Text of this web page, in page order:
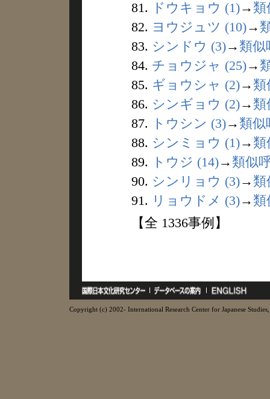
81.
ドウキョウ (1)→ 類
82. ヨウジュツ (10)→
83. シンドウ (3)→ 類似
84. チョウジャ (25)→
85. ギョウシャ (2)→ 類
86. シンギョウ (2)→ 類
87.
トウシン (3)→ 類似
88. シンミョウ (1)→ 類
89.
トウジ (14)→ 類似
90. シンリョウ (3)→ 類
91. リョウドメ (3)→ 類
【全 1336事例】
Copyright (c) 2002- International Research Center for Japanese